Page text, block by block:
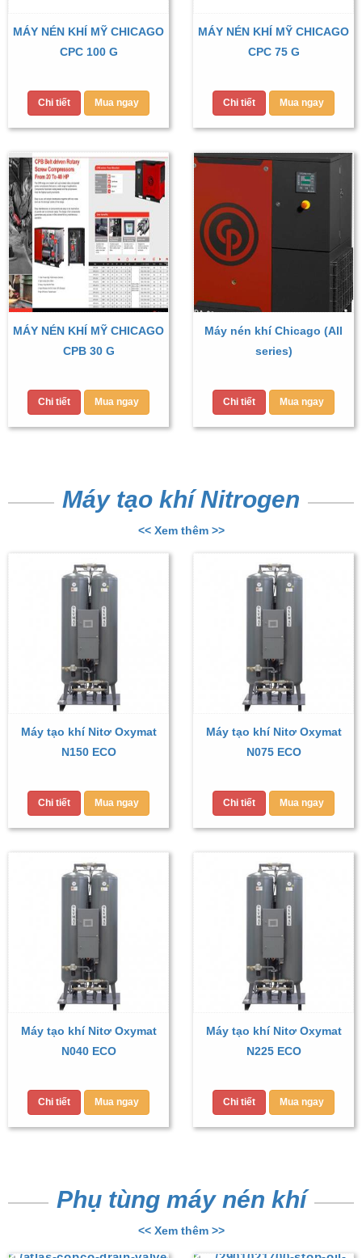
MÁY NÉN KHÍ MỸ CHICAGO
CPC 100 G
Chi tiết Mua ngay
MÁY NÉN KHÍ MỸ CHICAGO
CPC 75 G
Chi tiết Mua ngay
MÁY NÉN KHÍ MỸ CHICAGO
CPB 30 G
Chi tiết Mua ngay
Máy nén khí Chicago (All
series)
Chi tiết Mua ngay
Máy tạo khí Nitrogen
<< Xem thêm >>
Máy tạo khí Nitơ Oxymat
N150 ECO
Chi tiết Mua ngay
Máy tạo khí Nitơ Oxymat
N075 ECO
Chi tiết Mua ngay
Máy tạo khí Nitơ Oxymat
N040 ECO
Chi tiết Mua ngay
Máy tạo khí Nitơ Oxymat
N225 ECO
Chi tiết Mua ngay
Phụ tùng máy nén khí
<< Xem thêm >>